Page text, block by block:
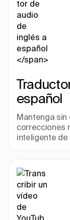
español
Mantenga sin
correcciones
inteligente